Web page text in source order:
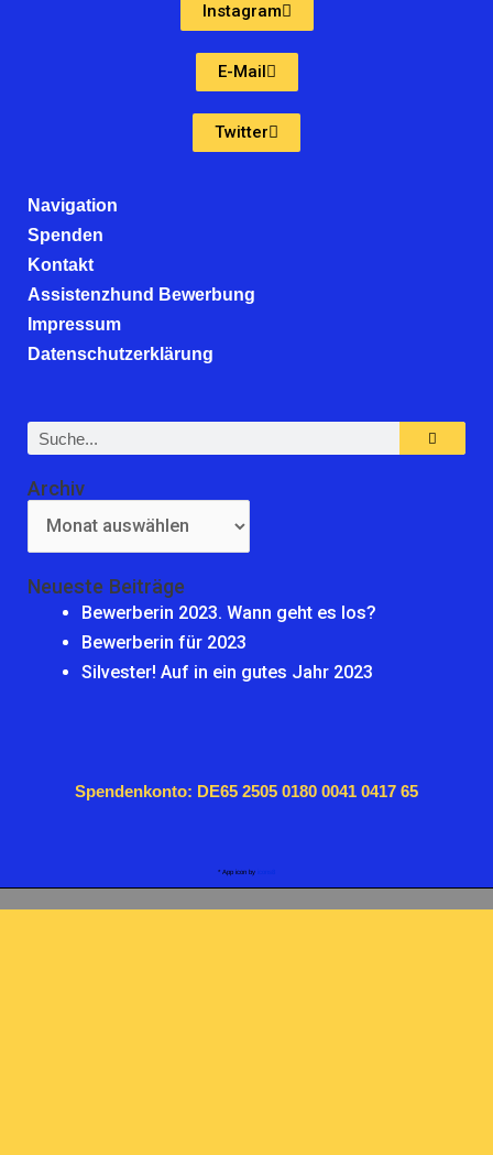
Instagram
E-Mail
Twitter
Navigation
Spenden
Kontakt
Assistenzhund Bewerbung
Impressum
Datenschutzerklärung
Suche
Archiv
Archiv
Neueste Beiträge
Bewerberin 2023. Wann geht es los?
Bewerberin für 2023
Silvester! Auf in ein gutes Jahr 2023
Spendenkonto: DE65 2505 0180 0041 0417 65
* App icon by